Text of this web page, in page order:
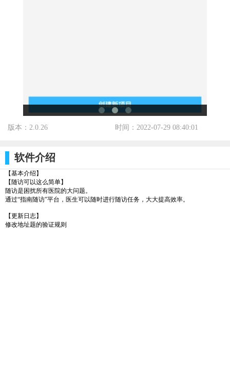
版本：2.0.26 时间：2022-07-29 08:40:01
软件介绍
【基本介绍】
【随访可以这么简单】
随访是困扰所有医院的大问题。
通过“指南随访”平台，医生可以随时进行随访任务，大大提高效率。
【更新日志】
修改地址题的验证规则